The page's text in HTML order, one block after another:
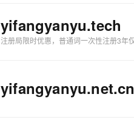
yifangyanyu.tech
注册局限时优惠，普通词一次性注册3年
yifangyanyu.net.cn